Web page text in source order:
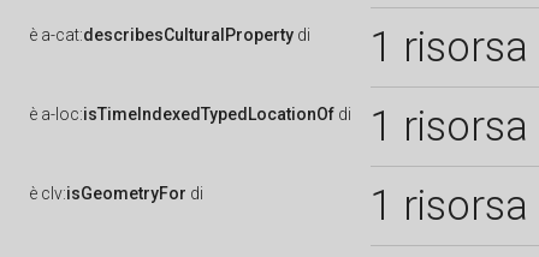
è a-cat:describesCulturalProperty di 1 risorsa
è a-loc:isTimeIndexedTypedLocationOf di 1 risorsa
è clv:isGeometryFor di 1 risorsa